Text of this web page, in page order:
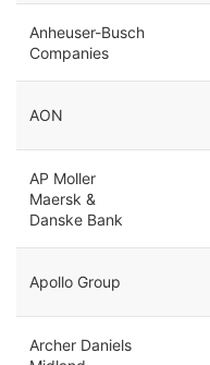
Anheuser-Busch
Companies
AON
AP Moller
Maersk &
Danske Bank
Apollo Group
Archer Daniels